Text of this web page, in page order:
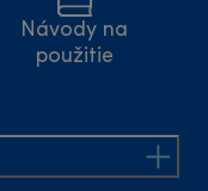
Návody na
použitie